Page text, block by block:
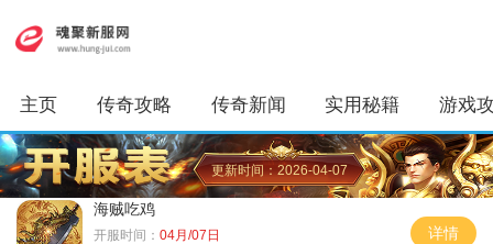
主页 传奇攻略 传奇新闻 实用秘籍 游戏
更新时间：2026-04-07
海贼吃鸡
开服时间： 04月/07日
详情